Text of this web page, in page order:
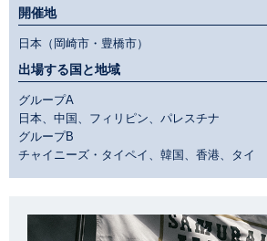
開催地
日本（岡崎市・豊橋市）
出場する国と地域
グループA
日本、中国、フィリピン、パレスチナ
グループB
チャイニーズ・タイペイ、韓国、香港、タイ